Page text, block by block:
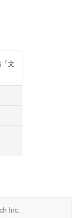
文
Inc.